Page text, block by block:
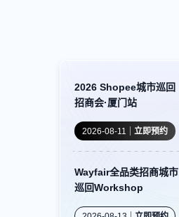
2026 Shopee城市巡回
招商会·厦门站
2026-08-11 立即预约
Wayfair全品类招商城市
巡回Workshop